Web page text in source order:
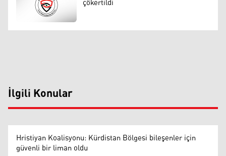
çökertildi
İlgili Konular
Hristiyan Koalisyonu: Kürdistan Bölgesi bileşenler için
güvenli bir liman oldu